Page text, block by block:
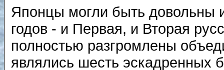
Японцы могли быть довольны
годов - и Первая, и Вторая
полностью разгромлены
являлись шесть эскадренных